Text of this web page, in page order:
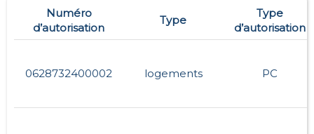
Numéro
d’autorisation
Type
Type
d’autorisation
0628732400002 logements PC